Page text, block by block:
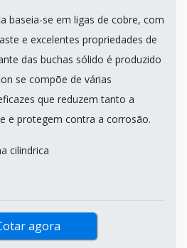
baseia-se em ligas de cobre, com
e excelentes propriedades de
das buchas sólido é produzido
se compõe de várias
que reduzem tanto a
e protegem contra a corrosão.
cilindrica
agora